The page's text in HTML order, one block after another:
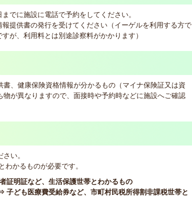
でに施設に電話で予約をしてください。
提供書の発行を受けてください（イーゲルを利用する方で
が、利用料とは別途診察料がかかります）
、健康保険資格情報が分かるもの（マイナ保険証又は資
が異なりますので、面接時や予約時などに施設へご確認
い。
かるものが必要です。
証明証など、生活保護世帯とわかるもの
ども医療費受給券など、市町村民税所得割非課税世帯と